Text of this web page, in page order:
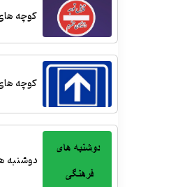
کوچه
کوچه
دوشنبه